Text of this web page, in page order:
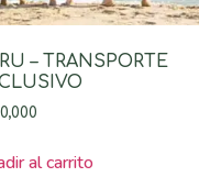
– TRANSPORTE
al carrito